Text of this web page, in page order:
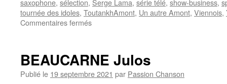
saxophone, sélection, Serge Lama, série télé, show-business,
tournée des idoles, ToutankhAmont, Un autre Amont, Viennois,
Commentaires ferméssur
BEAUCARNE Julos
Publié le 19 septembre 2021 par Passion Chanson